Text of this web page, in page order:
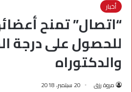
أخبار
للحصول على درجة
والدكتوراه
مروة رزق 20 سبتمبر، 2018